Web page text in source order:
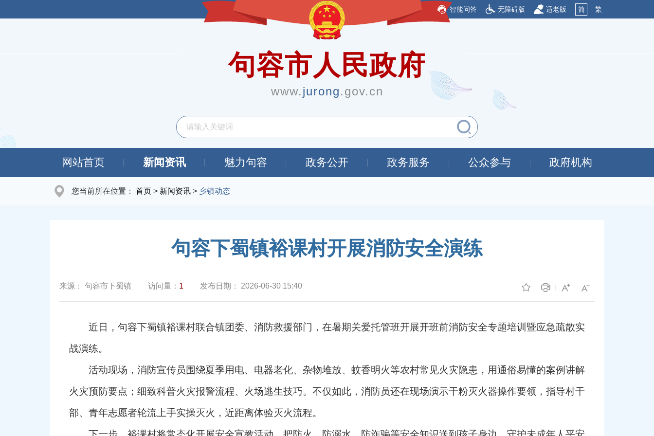
智能问答 无障碍版 适老版 简 繁
句容市人民政府
www.jurong.gov.cn
网站首页 新闻资讯 魅力句容 政务公开 政务服务 公众参与 政府机构
您当前所在位置： 首页 > 新闻资讯 > 乡镇动态
句容下蜀镇裕课村开展消防安全演练
来源： 句容市下蜀镇 访问量： 1 发布日期： 2026-06-30 15:40
近日，句容下蜀镇裕课村联合镇团委、消防救援部门，在暑期关爱托管班开展开班前消防安全专题培训暨应急疏散实
战演练。
活动现场，消防宣传员围绕夏季用电、电器老化、杂物堆放、蚊香明火等农村常见火灾隐患，用通俗易懂的案例讲解
火灾预防要点；细致科普火灾报警流程、火场逃生技巧。不仅如此，消防员还在现场演示干粉灭火器操作要领，指导村干
部、青年志愿者轮流上手实操灭火，近距离体验灭火流程。